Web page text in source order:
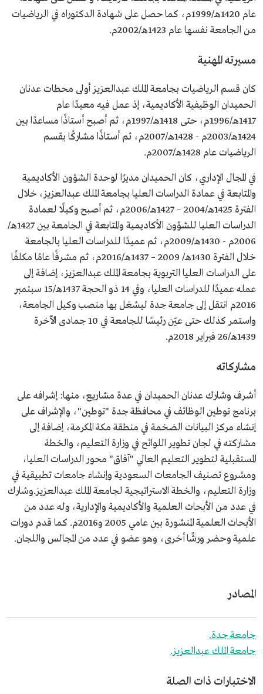
عام 1420هـ/1999م، كما حصل على شهادة الدكتوراه في الرياضيات
من الجامعة نفسها عام 1423هـ/2002م.
مسيرته المهنية
كان قسم الرياضيات بجامعة الملك عبدالعزيز أولى محطات عدنان
الحميدان الوظيفية الأكاديمية، إذ عمل فيه معيدًا عام
1417هـ/1996م، حتى 1418هـ/1997م، ثم أصبح أستاذًا مساعدًا بين
1424هـ/2003م - 1428هـ/2007م، ثم أستاذًا مشاركًا بقسم
الرياضيات عام 1428هـ/2007م.
في المجال الإداري، كان الحميدان مديرًا لوحدة الشؤون الأكاديمية
والمتابعة في عمادة الدراسات العليا بجامعة الملك عبدالعزيز، خلال
الفترة 1425هـ/2004 – 1427هـ/2006م، ثم أصبح وكيلًا لعمادة
الدراسات العليا للشؤون الأكاديمية والمتابعة في الجامعة بين 1427هـ/
2006م - 1430هـ/2009م، ثم عميدًا للدراسات العليا بالجامعة
خلال الفترة 1430هـ/ 2009 – 1437هـ/2016م، ثم مشرفًا عامًا مكلفًا
على الدراسات العليا التربوية بجامعة الملك عبدالعزيز، إضافة إلى
عمله عميدًا للدراسات العليا، وفي 14 ذو الحجة 1437هـ/15 سبتمبر
2016م انتقل إلى جامعة جدة ليشغل بها منصب وكيل الجامعة،
واستمر كذلك حتى عيّن رئيسًا للجامعة في 10 جمادى الآخرة
1439هـ/26 فبراير 2018م.
مشاركاته
أشرف وشارك عدنان الحميدان في عدة مشاريع، منها: إشرافه على
برنامج توطين الوظائف في محافظة جدة "توطين"، والإشراف على
إنشاء مركز البيانات الضخمة في منطقة مكة المكرمة، إضافة إلى
مشاركته في لجان تطوير اللوائح في وزارة التعليم، والخطة
المستقبلية لتطوير التعليم العالي "آفاق" محور الدراسات العليا،
ومشروع تصنيف الجامعات السعودية وإنشاء جامعات تطبيقية في
وزارة التعليم، والخطة الاستراتيجية لجامعة الملك عبدالعزيز.وشارك
في عدد من الأبحاث العلمية والأكاديمية والإدارية، وله عدد من
الأبحاث العلمية المنشورة بين عامي 2005 و2016م. كما قدم دورات
علمية وحضر ورشًا أخرى، وهو عضو في عدد من المجالس واللجان.
المصادر
جامعة جدة.
جامعة الملك عبدالعزيز.
الاختبارات ذات الصلة